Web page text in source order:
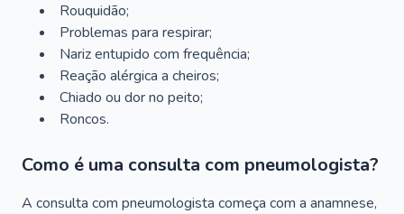
Rouquidão;
Problemas para respirar;
Nariz entupido com frequência;
Reação alérgica a cheiros;
Chiado ou dor no peito;
Roncos.
Como é uma consulta com pneumologista?
A consulta com pneumologista começa com a anamnese,